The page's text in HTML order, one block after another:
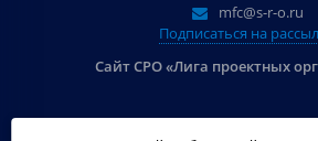
mfc@s-r-o.ru
Подписаться на
Сайт СРО «Лига проектных
© 2009 - 2026 СРО СОЮЗ «Уральское